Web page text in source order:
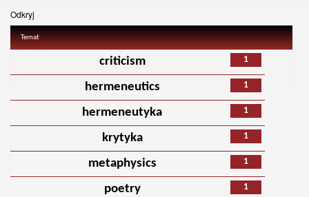
Odkryj
Temat
1
criticism
1
hermeneutics
1
hermeneutyka
1
krytyka
1
metaphysics
1
poetry